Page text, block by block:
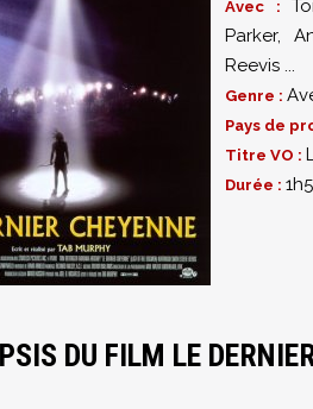
Avec :
Parker,
Reevis ...
Genre :
Pays de
Titre VO :
Durée :
DU FILM LE